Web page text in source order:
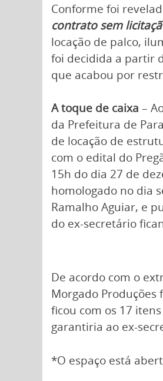
Conforme foi
contrato sem
locação de palco,
foi decidida a partir
que acabou por
A toque de caixa –
da Prefeitura de
de locação de
com o edital do
15h do dia 27 de
homologado no dia
Ramalho Aguiar, e
do ex-secretário
De acordo com o
Morgado Produções
ficou com os 17
garantiria ao ex-
*O espaço está